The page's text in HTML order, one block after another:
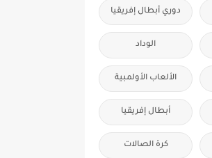
دوري أبطال إفريقيا
الوداد
الألعاب الأولمبية
أبطال إفريقيا
كرة الصالات